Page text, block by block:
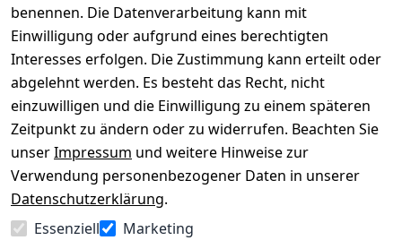
benennen. Die Datenverarbeitung kann mit
Einwilligung oder aufgrund eines berechtigten
Interesses erfolgen. Die Zustimmung kann erteilt oder
abgelehnt werden. Es besteht das Recht, nicht
einzuwilligen und die Einwilligung zu einem späteren
Zeitpunkt zu ändern oder zu widerrufen. Beachten Sie
unserImpressum und weitere Hinweise zur
Verwendung personenbezogener Daten in unserer
Datenschutzerklärung.
Essenziell
Marketing
Datenschutze
rklärung
Barrierefreihe
itserklärung
Widerrufsrec
ht
Kataloge zum
Download
Pflege &
Kundendienst
Kiefermöbel
Hilfe
Vertrag
widerrufen